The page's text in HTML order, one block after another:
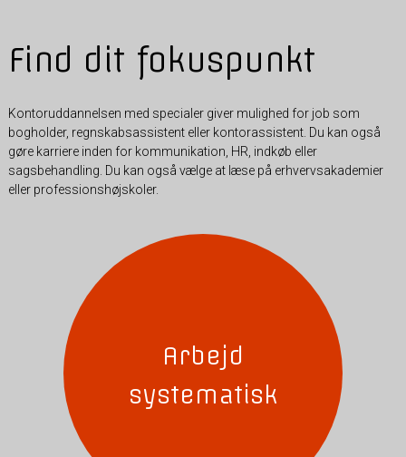
Find dit fokuspunkt
Kontoruddannelsen med specialer giver mulighed for job som
bogholder, regnskabsassistent eller kontorassistent. Du kan også
gøre karriere inden for kommunikation, HR, indkøb eller
sagsbehandling. Du kan også vælge at læse på erhvervsakademier
eller professionshøjskoler.
Arbejd
systematisk